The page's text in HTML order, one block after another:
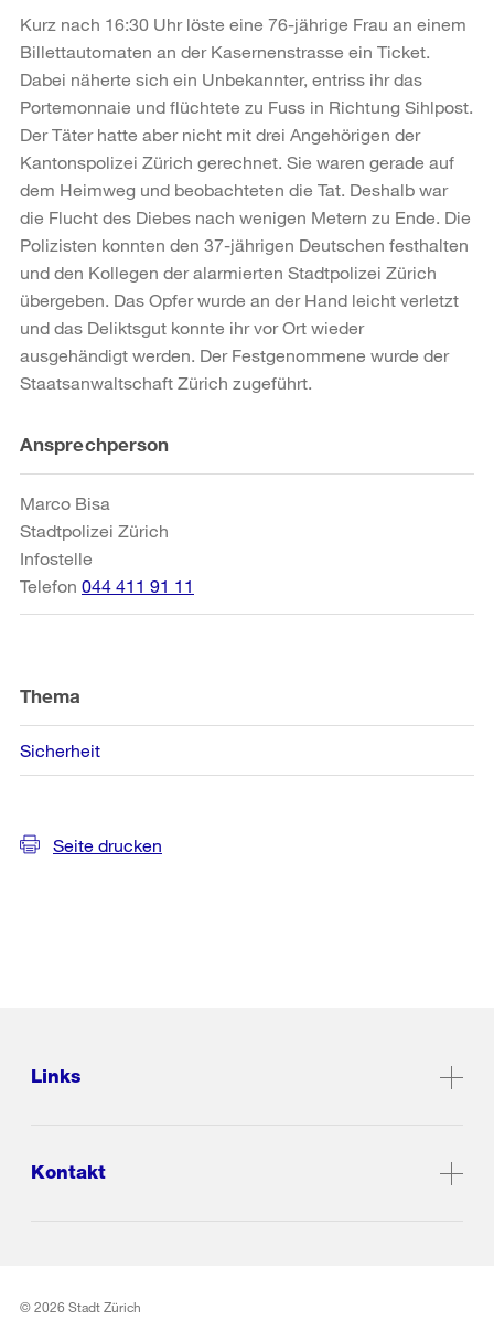
Kurz nach 16:30 Uhr löste eine 76-jährige Frau an einem
Billettautomaten an der Kasernenstrasse ein Ticket.
Dabei näherte sich ein Unbekannter, entriss ihr das
Portemonnaie und flüchtete zu Fuss in Richtung Sihlpost.
Der Täter hatte aber nicht mit drei Angehörigen der
Kantonspolizei Zürich gerechnet. Sie waren gerade auf
dem Heimweg und beobachteten die Tat. Deshalb war
die Flucht des Diebes nach wenigen Metern zu Ende. Die
Polizisten konnten den 37-jährigen Deutschen festhalten
und den Kollegen der alarmierten Stadtpolizei Zürich
übergeben. Das Opfer wurde an der Hand leicht verletzt
und das Deliktsgut konnte ihr vor Ort wieder
ausgehändigt werden. Der Festgenommene wurde der
Staatsanwaltschaft Zürich zugeführt.
Weitere
Informationen
Ansprechperson
Marco Bisa
Stadtpolizei Zürich
Infostelle
Telefon 044 411 91 11
Thema
Sicherheit
Seite drucken
Links
Kontakt
© 2026 Stadt Zürich